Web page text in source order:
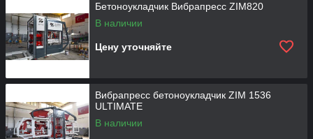
Бетоноукладчик Вибрапресс ZIM820
В наличии
Цену уточняйте
Вибрапресс бетоноукладчик ZIM 1536
ULTIMATE
В наличии